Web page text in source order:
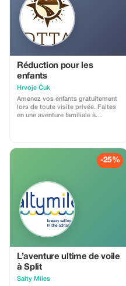
Réduction pour les
enfants
Hrvoje Čuk
Amenez vos enfants gratuitement
lors de toute visite privée. Faites
en une aventure familiale à
-25%
L’aventure ultime de voile
à Split
Salty Miles